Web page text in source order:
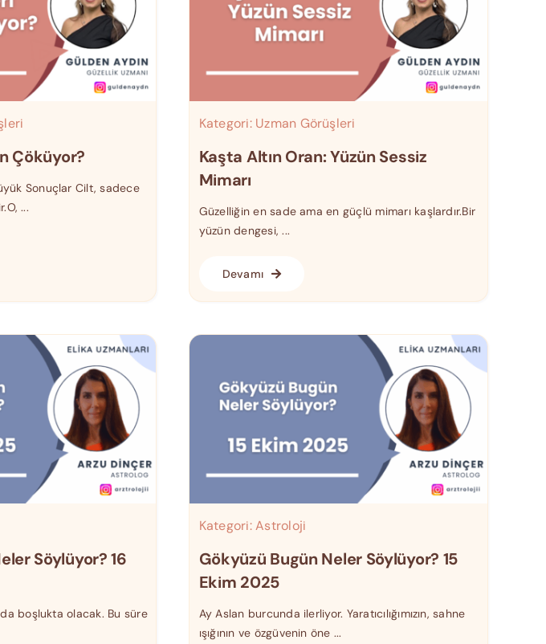
Çöküyor?
Sonuçlar Cilt, sadece
...
Kategori: Uzman Görüşleri
Kaşta Altın Oran: Yüzün Sessiz
Mimarı
Güzelliğin en sade ama en güçlü mimarı kaşlardır.Bir
yüzün dengesi, ...
Devamı
Söylüyor? 16
boşlukta olacak. Bu süre
Kategori:Astroloji
Gökyüzü Bugün Neler Söylüyor? 15
Ekim 2025
Ay Aslan burcunda ilerliyor. Yaratıcılığımızın, sahne
ışığının ve özgüvenin öne ...